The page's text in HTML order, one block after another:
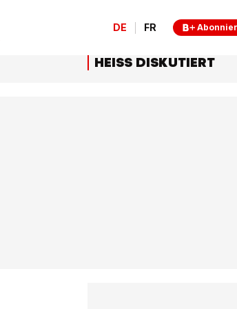
DE FR
HEISS DISKUTIERT